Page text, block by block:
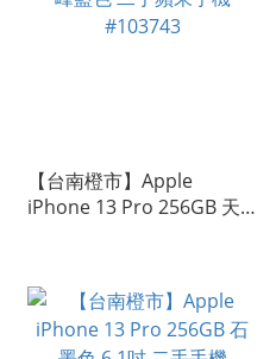
【台南橙市】Apple
iPhone 13 Pro 256GB 天